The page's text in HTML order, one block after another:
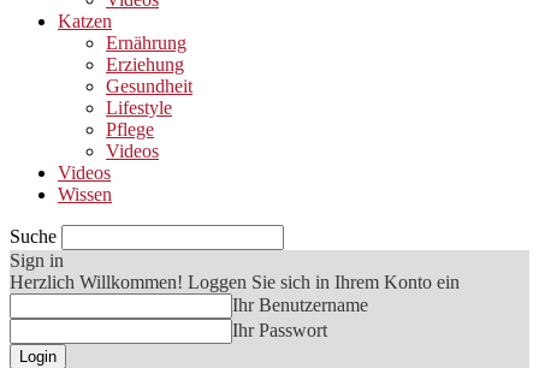
Katzen
Ernährung
Erziehung
Gesundheit
Lifestyle
Pflege
Videos
Videos
Wissen
Suche
Sign in
Herzlich Willkommen! Loggen Sie sich in Ihrem Konto ein
Ihr Benutzername
Ihr Passwort